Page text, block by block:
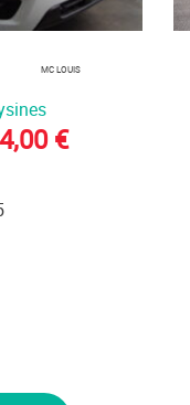
MC LOUIS
€